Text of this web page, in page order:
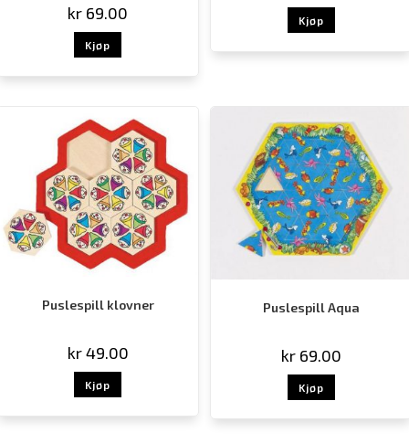
kr 69.00
Kjøp
Kjøp
Puslespill klovner
kr49.00
Kjøp
Puslespill Aqua
kr 69.00
Kjøp